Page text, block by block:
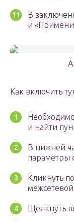
В
и
Как включить
и найти
В нижней
параметры
Кликнуть
Щелкнуть